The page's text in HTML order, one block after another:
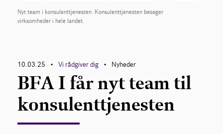
Nyt team i konsulenttjenesten. Konsulenttjenesten besøger
virksomheder i hele landet.
10.03.25 • Vi rådgiver dig • Nyheder
BFA I får nyt team til
konsulenttjenesten